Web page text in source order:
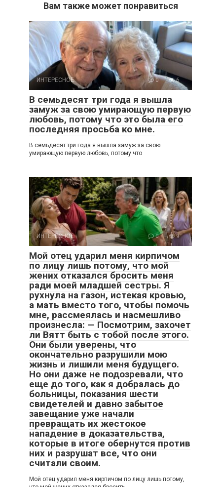
Вам также может понравиться
ИНТЕРЕСНОЕ 0 6
В семьдесят три года я вышла
замуж за свою умирающую первую
любовь, потому что это была его
последняя просьба ко мне.
В семьдесят три года я вышла замуж за свою
умирающую первую любовь, потому что
ИНТЕРЕСНОЕ 0 9
Мой отец ударил меня кирпичом
по лицу лишь потому, что мой
жених отказался бросить меня
ради моей младшей сестры. Я
рухнула на газон, истекая кровью,
а мать вместо того, чтобы помочь
мне, рассмеялась и насмешливо
произнесла: — Посмотрим, захочет
ли Вятт быть с тобой после этого.
Они были уверены, что
окончательно разрушили мою
жизнь и лишили меня будущего.
Но они даже не подозревали, что
еще до того, как я добралась до
больницы, показания шести
свидетелей и давно забытое
завещание уже начали
превращать их жестокое
нападение в доказательства,
которые в итоге обернутся против
них и разрушат все, что они
считали своим.
Мой отец ударил меня кирпичом по лицу лишь потому,